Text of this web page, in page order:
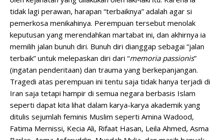
tidak lagi perawan, harapan “terbaiknya” adalah agar si
pemerkosa menikahinya. Perempuan tersebut menolak
keputusan yang merendahkan martabat ini, dan akhirnya ia
memilih jalan bunuh diri. Bunuh diri dianggap sebagai “jalan
terbaik” untuk melepaskan diri dari “memoria passionis”
(ingatan penderitaan) dan trauma yang berkepanjangan.
Tragedi atas perempuan ini tentu saja tidak hanya terjadi di
Iran saja tetapi hampir di semua negara berbasis Islam
seperti dapat kita lihat dalam karya-karya akademik yang
ditulis sejumlah feminis Muslim seperti Amina Wadood,
Fatima Mernissi, Kecia Ali, Rifaat Hasan, Leila Ahmed, Asma